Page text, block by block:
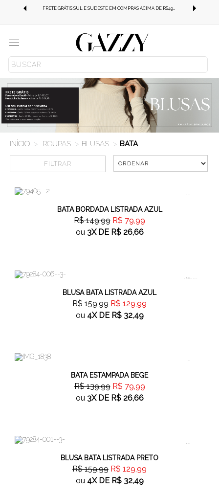
FRETE GRÁTIS SUL E SUDESTE EM COMPRAS ACIMA DE R$499,99!
Menu
ROUPAS BLUSAS BATA
FILTRAR
46%
BATA BORDADA LISTRADA AZUL
R$ 149,99 R$ 79,99
ou 3XDE R$ 26,66
18%OFF
BLUSA BATA LISTRADA AZUL
R$ 159,99 R$ 129,99
ou 4XDE R$ 32,49
42%
BATA ESTAMPADA BEGE
R$ 139,99 R$ 79,99
ou 3XDE R$ 26,66
18%
BLUSA BATA LISTRADA PRETO
R$ 159,99 R$ 129,99
ou 4XDE R$ 32,49